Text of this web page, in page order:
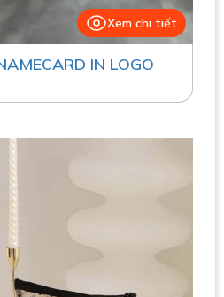
Xem chi tiết
IN LOGO